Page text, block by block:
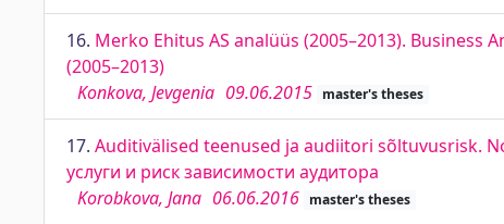
16. Merko Ehitus AS analüüs (2005–2013). Business
(2005–2013)
Konkova, Jevgenia 09.06.2015 master's theses
17. Auditivälised teenused ja audiitori sõltuvusrisk.
услуги и риск зависимости аудитора
Korobkova, Jana 06.06.2016 master's theses